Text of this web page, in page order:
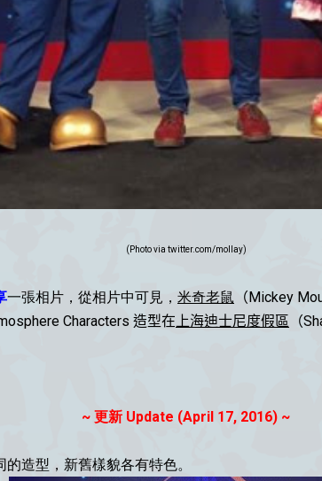
(Photo via twitter.com/moIIay)
一張相片，從相片中可見， 米奇老鼠 （Mickey
Characters 造型在 上海迪士尼度假區 （
~ 更新 Update (April 17, 2016) ~
造型，新舊樣貌各有特色。